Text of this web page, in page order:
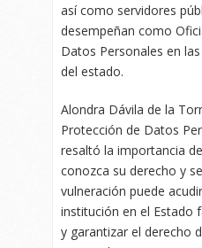
así como servidores
desempeñan como
Datos Personales en
del estado.
Alondra Dávila de la
Protección de Datos
resaltó la importancia
conozca su derecho y
vulneración puede
institución en el Estado
y garantizar el derecho